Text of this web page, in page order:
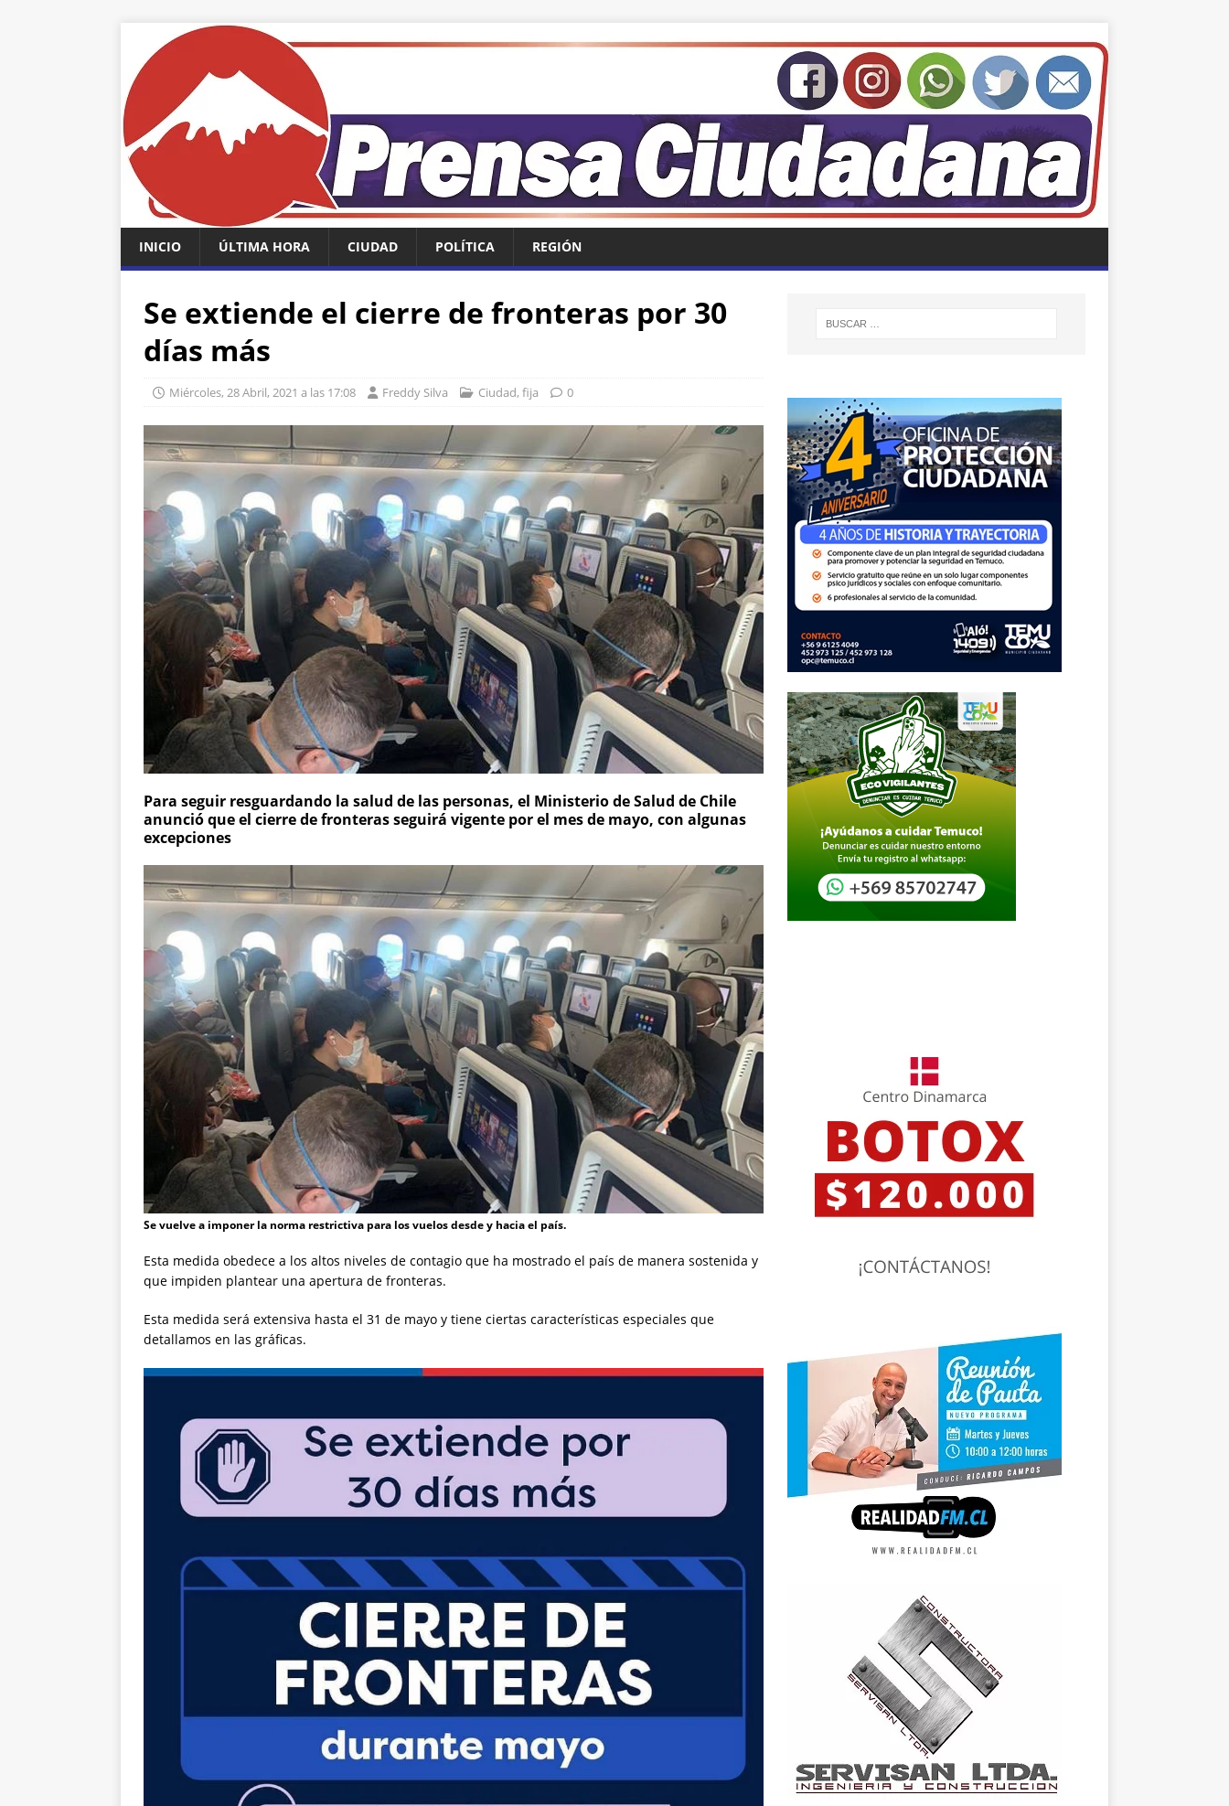
INICIO ÚLTIMA HORA CIUDAD POLÍTICA REGIÓN
Se extiende el cierre de fronteras por 30
días más
Miércoles, 28 Abril, 2021 a las 17:08 Freddy Silva Ciudad, fija 0
Para seguir resguardando la salud de las personas, el Ministerio de Salud de Chile
anunció que el cierre de fronteras seguirá vigente por el mes de mayo, con algunas
excepciones
Se vuelve a imponer la norma restrictiva para los vuelos desde y hacia el país.
Esta medida obedece a los altos niveles de contagio que ha mostrado el país de manera sostenida y
que impiden plantear una apertura de fronteras.
Esta medida será extensiva hasta el 31 de mayo y tiene ciertas características especiales que
detallamos en las gráficas.